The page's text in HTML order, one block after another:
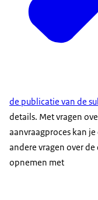
de publicatie van de
details. Met vragen
aanvraagproces kan
andere vragen over
opnemen met